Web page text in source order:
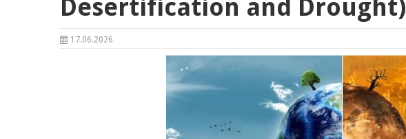
Desertification and Drought)
17.06.2026